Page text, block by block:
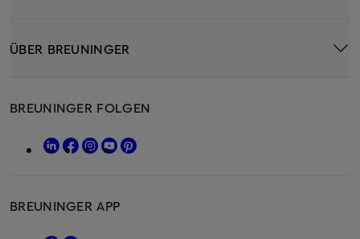
ÜBER BREUNINGER
BREUNINGER FOLGEN
BREUNINGER APP